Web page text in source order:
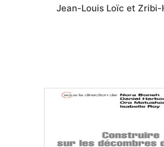
Jean-Louis Loïc et Zribi-